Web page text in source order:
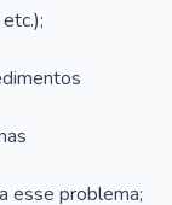
esse problema;